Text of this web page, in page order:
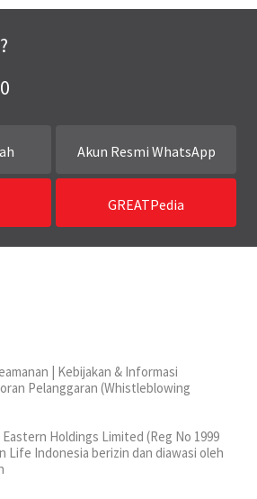
Akun Resmi WhatsApp
GREATPedia
Kebijakan & Informasi
Pelanggaran (Whistleblowing
Holdings Limited (Reg No 1999
Life Indonesia berizin dan diawasi oleh